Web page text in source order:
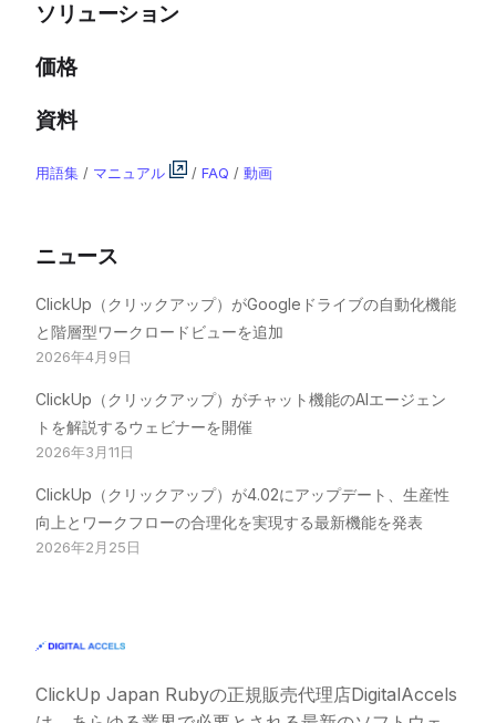
ソリューション
価格
資料
用語集 / マニュアル /FAQ /動画
ニュース
ClickUp（クリックアップ）がGoogleドライブの自動化機能
と階層型ワークロードビューを追加
2026年4月9日
ClickUp（クリックアップ）がチャット機能のAIエージェン
トを解説するウェビナーを開催
2026年3月11日
ClickUp（クリックアップ）が4.02にアップデート、生産性
向上とワークフローの合理化を実現する最新機能を発表
2026年2月25日
ClickUp Japan Rubyの正規販売代理店DigitalAccels